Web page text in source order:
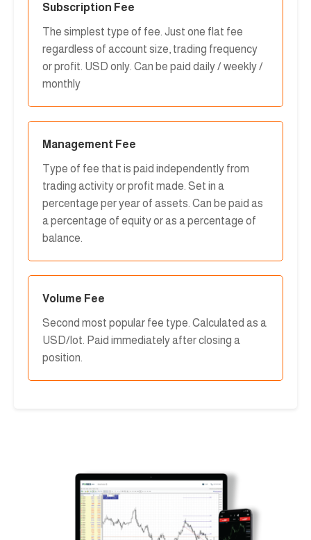
Subscription Fee
The simplest type of fee. Just one flat fee
regardless of account size, trading frequency
or profit. USD only. Can be paid daily / weekly /
monthly
Management Fee
Type of fee that is paid independently from
trading activity or profit made. Set in a
percentage per year of assets. Can be paid as
a percentage of equity or as a percentage of
balance.
Volume Fee
Second most popular fee type. Calculated as a
USD/lot. Paid immediately after closing a
position.